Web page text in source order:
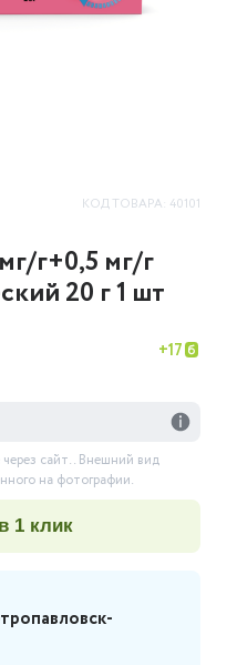
КОД ТОВАРА: 40101
г+0,5 мг/г
20 г 1 шт
+17
сайт. . Внешний вид
на фотографии.
в 1 клик